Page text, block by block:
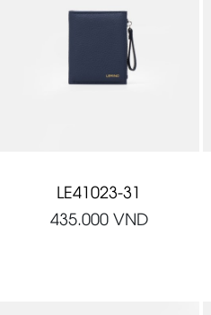
LE41023-31
435.000VND